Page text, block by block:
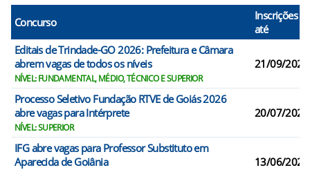
Concurso
Inscrições
até
Editais de Trindade-GO 2026: Prefeitura e Câmara
abrem vagas de todos os níveis
NÍVEL: FUNDAMENTAL, MÉDIO, TÉCNICO E SUPERIOR
21/09/2026
Processo Seletivo Fundação RTVE de Goiás 2026
abre vagas para Intérprete
NÍVEL: SUPERIOR
20/07/2026
IFG abre vagas para Professor Substituto em
Aparecida de Goiânia
13/06/2026